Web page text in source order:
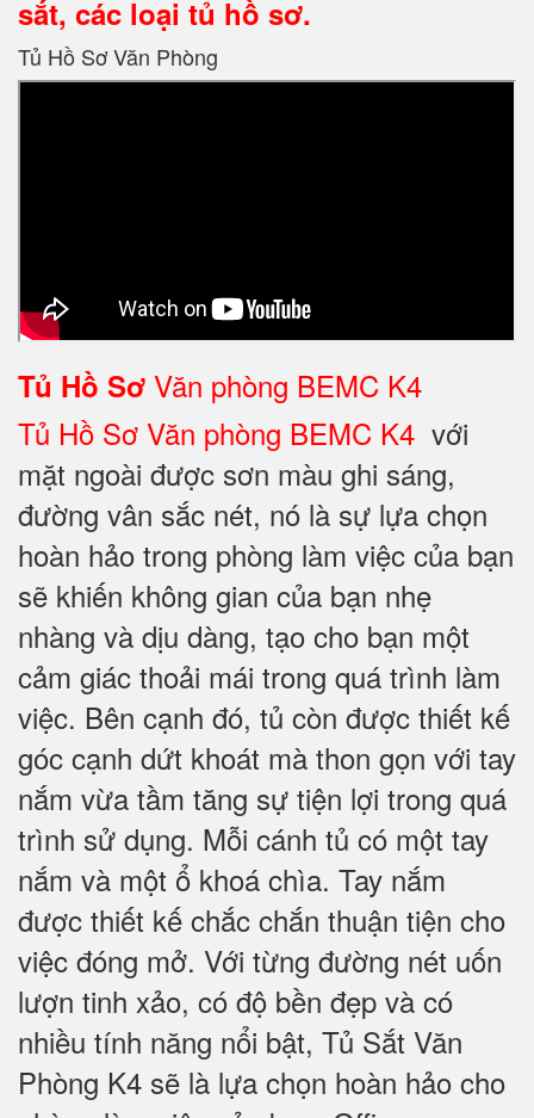
sắt, các loại tủ hồ sơ.
Tủ Hồ Sơ Văn Phòng
Tủ Hồ Sơ Văn phòng BEMC K4
Tủ Hồ Sơ Văn phòng BEMC K4 với
mặt ngoài được sơn màu ghi sáng,
đường vân sắc nét, nó là sự lựa chọn
hoàn hảo trong phòng làm việc của bạn
sẽ khiến không gian của bạn nhẹ
nhàng và dịu dàng, tạo cho bạn một
cảm giác thoải mái trong quá trình làm
việc. Bên cạnh đó, tủ còn được thiết kế
góc cạnh dứt khoát mà thon gọn với tay
nắm vừa tầm tăng sự tiện lợi trong quá
trình sử dụng. Mỗi cánh tủ có một tay
nắm và một ổ khoá chìa. Tay nắm
được thiết kế chắc chắn thuận tiện cho
việc đóng mở. Với từng đường nét uốn
lượn tinh xảo, có độ bền đẹp và có
nhiều tính năng nổi bật, Tủ Sắt Văn
Phòng K4 sẽ là lựa chọn hoàn hảo cho